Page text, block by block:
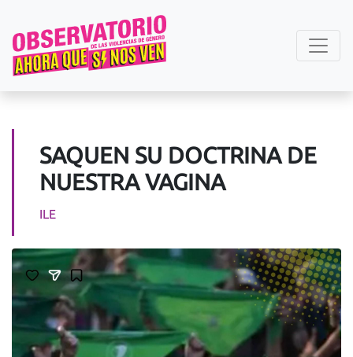
SAQUEN SU DOCTRINA DE
NUESTRA VAGINA
ILE